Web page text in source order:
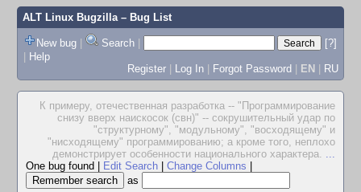
ALT Linux Bugzilla– Bug List
New bug | Search |
[?]
| Help
Register | Log In | Forgot Password | EN | RU
К примеру, отечественная разработка -- "Программирование
снизу вверх наискосок (свн)" -- сокрушительный удар по
"структурному", "модульному", "восходящему" и
"нисходящему" программированию; а кроме того, неплохо
демонстрирует особенности национального характера. ...
One bug found
Edit Search Change Columns
as